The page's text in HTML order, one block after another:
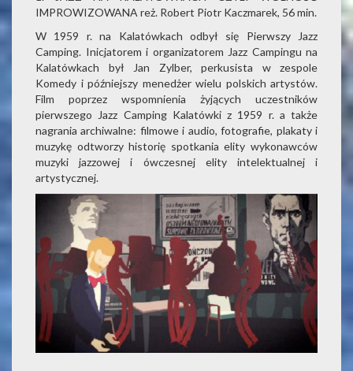
IMPROWIZOWANA reż. Robert Piotr Kaczmarek, 56 min.
W 1959 r. na Kalatówkach odbył się Pierwszy Jazz
Camping. Inicjatorem i organizatorem Jazz Campingu na
Kalatówkach był Jan Zylber, perkusista w zespole
Komedy i późniejszy menedżer wielu polskich artystów.
Film poprzez wspomnienia żyjących uczestników
pierwszego Jazz Camping Kalatówki z 1959 r. a także
nagrania archiwalne: filmowe i audio, fotografie, plakaty i
muzykę odtworzy historię spotkania elity wykonawców
muzyki jazzowej i ówczesnej elity intelektualnej i
artystycznej.